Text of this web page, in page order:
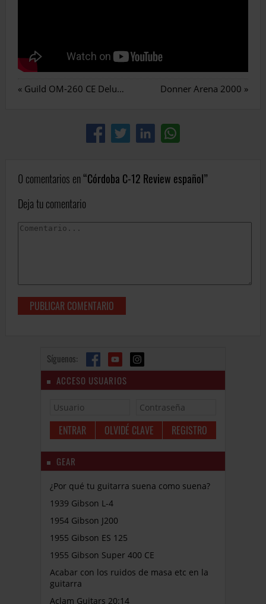
« Guild OM-260 CE Deluxe Blackwood Donner Arena 2000 »
0 comentarios en Córdoba C-12 Review español
Deja tu comentario
Síguenos:
ACCESO USUARIOS
OLVIDÉ CLAVE REGISTRO
GEAR
¿Por qué tu guitarra suena como suena?
1939 Gibson L-4
1954 Gibson J200
1955 Gibson ES 125
1955 Gibson Super 400 CE
Acabar con los ruidos de masa etc en la
guitarra
Aclam Guitars 20:14